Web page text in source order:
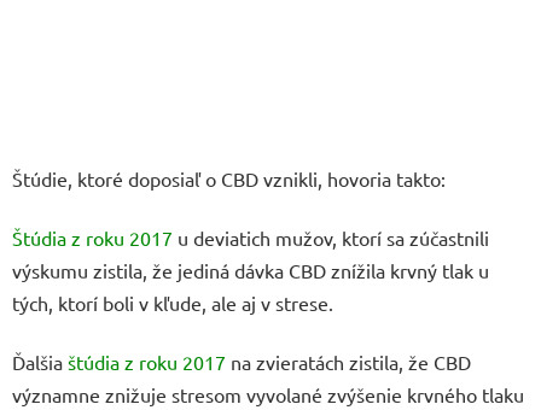
Štúdie, ktoré doposiaľ o CBD vznikli, hovoria takto:
Štúdia z roku 2017 u deviatich mužov, ktorí sa zúčastnili
výskumu zistila, že jediná dávka CBD znížila krvný tlak u
tých, ktorí boli v kľude, ale aj v strese.
Ďalšia štúdia z roku 2017 na zvieratách zistila, že CBD
významne znižuje stresom vyvolané zvýšenie krvného tlaku